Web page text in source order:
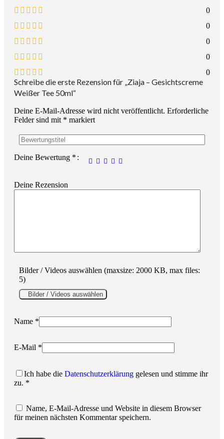
0
0
0
0
0
Schreibe die erste Rezension für „Ziaja – Gesichtscreme
Weißer Tee 50ml“
Deine E-Mail-Adresse wird nicht veröffentlicht. Erforderliche
Felder sind mit * markiert
Deine Bewertung *
Deine Rezension
Bilder / Videos auswählen (maxsize: 2000 KB, max files:
5)
Bilder / Videos auswählen
Name *
E-Mail *
Ich habe die Datenschutzerklärung gelesen und stimme ihr
zu. *
Name, E-Mail-Adresse und Website in diesem Browser
für meinen nächsten Kommentar speichern.